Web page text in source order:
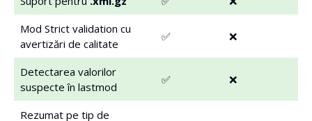
Mod Strict validation cu
avertizări de calitate
✅ ❌
Detectarea valorilor
suspecte în lastmod
✅ ❌
Rezumat pe tip de